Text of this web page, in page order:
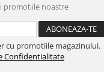
promotiile noastre
cu promotiile magazinului.
Confidentialitate